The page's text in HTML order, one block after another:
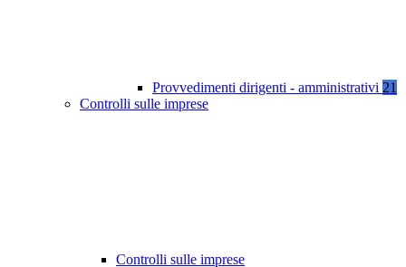
Provvedimenti dirigenti - amministrativi 21
Controlli sulle imprese
Controlli sulle imprese